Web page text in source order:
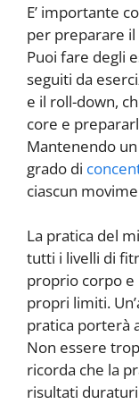
E’ importante
per preparare
Puoi fare degli
seguiti da
e il roll-down,
core e
Mantenendo
grado di
ciascun
La pratica del
tutti i livelli di
proprio corpo
propri limiti.
pratica porterà
Non essere
ricorda che la
risultati